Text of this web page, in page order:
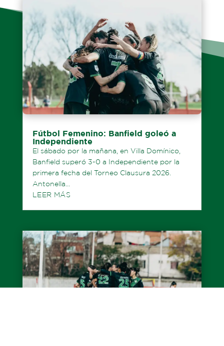
Fútbol Femenino: Banfield goleó a
Independiente
El sábado por la mañana, en Villa Domínico,
Banfield superó 3-0 a Independiente por la
primera fecha del Torneo Clausura 2026.
Antonella...
LEER MÁS